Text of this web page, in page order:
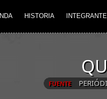
HISTORIA
FUENTE